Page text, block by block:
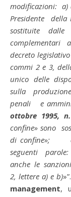
modificazioni:
Presidente della
sostituite dalle
complementari
decreto
commi 2 e 3,
unico delle
sulla
penali e
ottobre 1995, n.
confine» sono
di confine»; c)
seguenti
anche le
2, lettere a) e b)
management,